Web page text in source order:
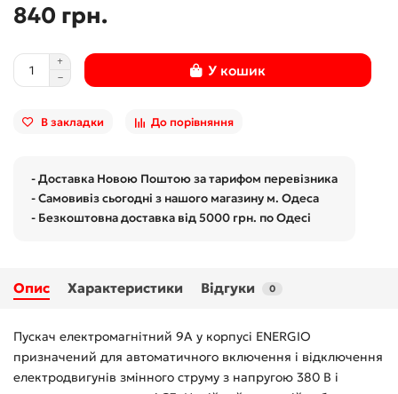
840 грн.
У кошик
В закладки До порівняння
- Доставка Новою Поштою за тарифом перевізника
- Самовивіз сьогодні з нашого магазину м. Одеса
- Безкоштовна доставка від 5000 грн. по Одесі
Опис Характеристики Відгуки 0
Пускач електромагнітний 9А у корпусі ENERGIO
призначений для автоматичного включення і відключення
електродвигунів змінного струму з напругою 380 В і